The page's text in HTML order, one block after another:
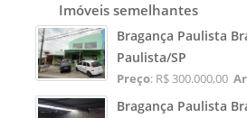
Imóveis semelhantes
Bragança Paulista
Paulista/SP
Preço: R$ 300.000,00
Bragança Paulista